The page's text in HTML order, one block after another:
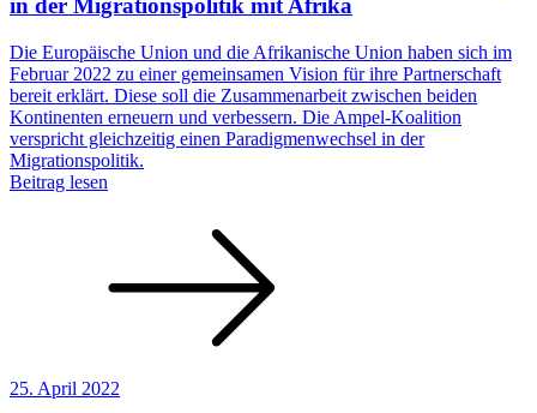
in der Migrationspolitik mit Afrika
Die Europäische Union und die Afrikanische Union haben sich im
Februar 2022 zu einer gemeinsamen Vision für ihre Partnerschaft
bereit erklärt. Diese soll die Zusammenarbeit zwischen beiden
Kontinenten erneuern und verbessern. Die Ampel-Koalition
verspricht gleichzeitig einen Paradigmenwechsel in der
Migrationspolitik.
Beitrag lesen
25. April 2022